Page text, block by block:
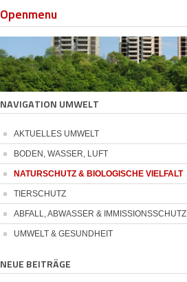
Openmenu
NAVIGATION UMWELT
AKTUELLES UMWELT
BODEN, WASSER, LUFT
NATURSCHUTZ & BIOLOGISCHE VIELFALT
TIERSCHUTZ
ABFALL, ABWASSER & IMMISSIONSSCHUTZ
UMWELT & GESUNDHEIT
NEUE BEITRÄGE